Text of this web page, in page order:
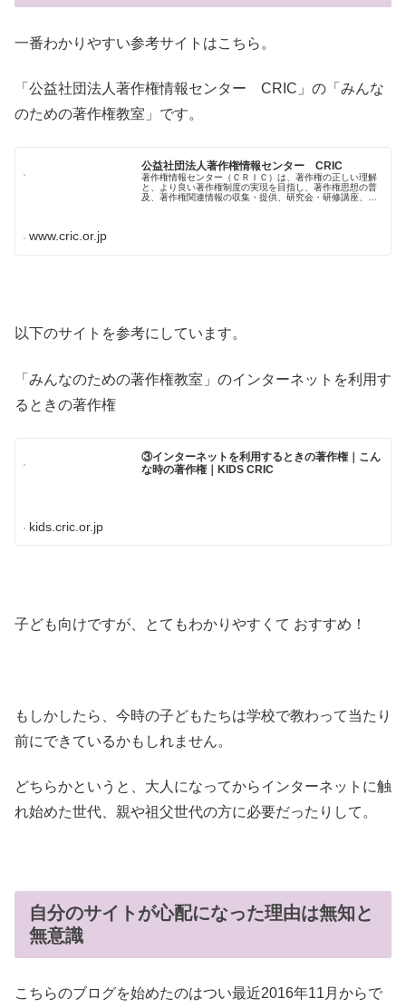
一番わかりやすい参考サイトはこちら。
「公益社団法人著作権情報センター CRIC」の「みんな
のための著作権教室」です。
公益社団法人著作権情報センター CRIC
著作権情報センター（ＣＲＩＣ）は、著作権の正しい理解
と、より良い著作権制度の実現を目指し、著作権思想の普
及、著作権関連情報の収集・提供、研究会・研修講座、調
www.cric.or.jp
以下のサイトを参考にしています。
「みんなのための著作権教室」のインターネットを利用す
るときの著作権
③インターネットを利用するときの著作権｜こん
な時の著作権｜KIDS CRIC
kids.cric.or.jp
子ども向けですが、とてもわかりやすくて おすすめ！
もしかしたら、今時の子どもたちは学校で教わって当たり
前にできているかもしれません。
どちらかというと、大人になってからインターネットに触
れ始めた世代、親や祖父世代の方に必要だったりして。
自分のサイトが心配になった理由は無知と
無意識
こちらのブログを始めたのはつい最近2016年11月からで